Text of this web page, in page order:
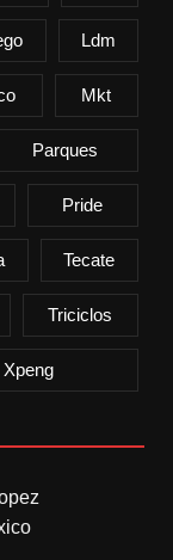
Ldm
Mkt
Parques
Pride
Tecate
Triciclos
Xpeng